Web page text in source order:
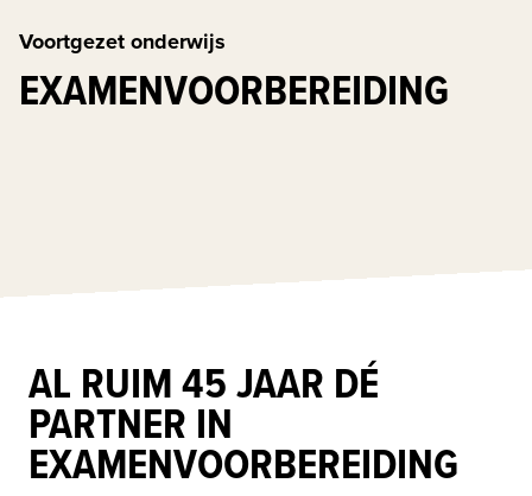
Voortgezet onderwijs
EXAMENVOORBEREIDING
AL RUIM 45 JAAR DÉ
PARTNER IN
EXAMENVOORBEREIDING